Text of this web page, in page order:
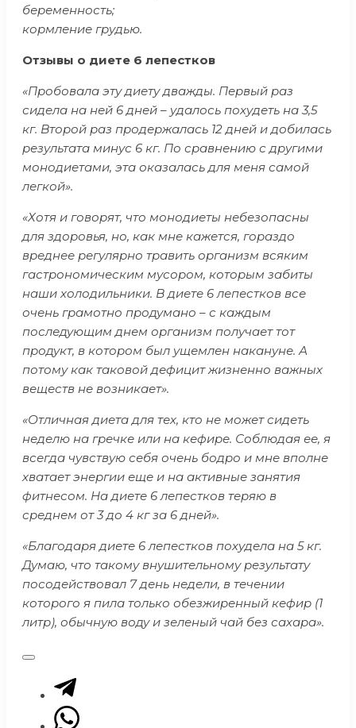
беременность;
кормление грудью.
Отзывы о диете 6 лепестков
«Пробовала эту диету дважды. Первый раз
сидела на ней 6 дней – удалось похудеть на 3,5
кг. Второй раз продержалась 12 дней и добилась
результата минус 6 кг. По сравнению с другими
монодиетами, эта оказалась для меня самой
легкой».
«Хотя и говорят, что монодиеты небезопасны
для здоровья, но, как мне кажется, гораздо
вреднее регулярно травить организм всяким
гастрономическим мусором, которым забиты
наши холодильники. В диете 6 лепестков все
очень грамотно продумано – с каждым
последующим днем организм получает тот
продукт, в котором был ущемлен накануне. А
потому как таковой дефицит жизненно важных
веществ не возникает».
«Отличная диета для тех, кто не может сидеть
неделю на гречке или на кефире. Соблюдая ее, я
всегда чувствую себя очень бодро и мне вполне
хватает энергии еще и на активные занятия
фитнесом. На диете 6 лепестков теряю в
среднем от 3 до 4 кг за 6 дней».
«Благодаря диете 6 лепестков похудела на 5 кг.
Думаю, что такому внушительному результату
посодействовал 7 день недели, в течении
которого я пила только обезжиренный кефир (1
литр), обычную воду и зеленый чай без сахара».